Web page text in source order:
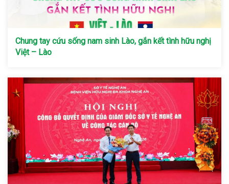
Chung tay cứu sống nam sinh Lào, gắn kết tình hữu nghị
Việt – Lào